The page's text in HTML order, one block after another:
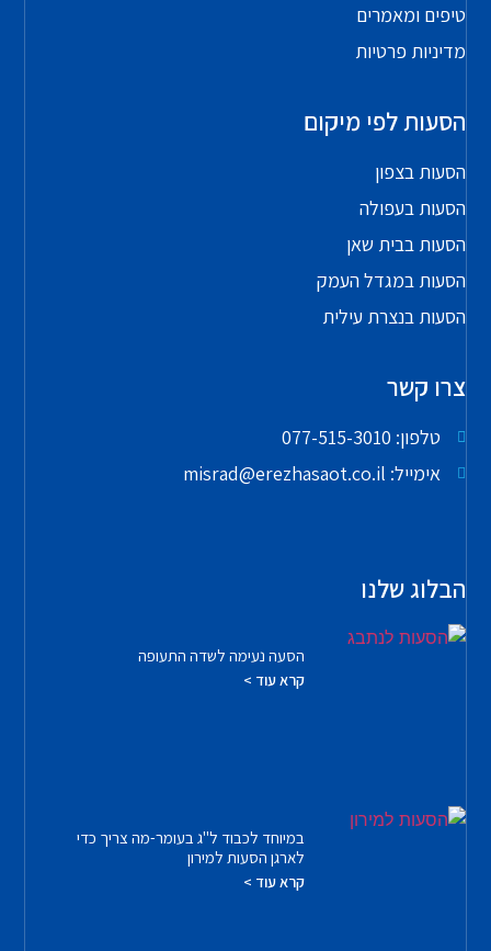
טיפים ומאמרים
מדיניות פרטיות
הסעות לפי מיקום
הסעות בצפון
הסעות בעפולה
הסעות בבית שאן
הסעות במגדל העמק
הסעות בנצרת עילית
צרו קשר
טלפון: 077-515-3010
אימייל: misrad@erezhasaot.co.il
הבלוג שלנו
הסעה נעימה לשדה התעופה
קרא עוד >
במיוחד לכבוד ל"ג בעומר-מה צריך כדי
לארגן הסעות למירון
קרא עוד >